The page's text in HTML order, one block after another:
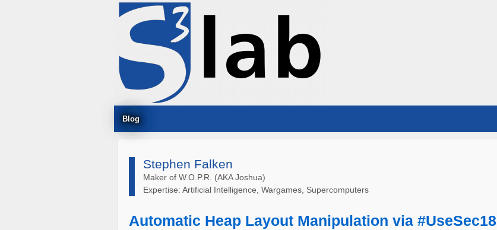
Blog
Stephen Falken
Maker of W.O.P.R. (AKA Joshua)
Expertise: Artificial Intelligence, Wargames, Supercomputers
Automatic Heap Layout Manipulation via #UseSec18